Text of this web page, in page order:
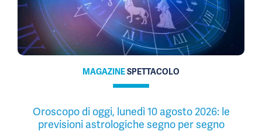
MAGAZINESPETTACOLO
Oroscopo di oggi, lunedì 10 agosto 2026: le
previsioni astrologiche segno per segno